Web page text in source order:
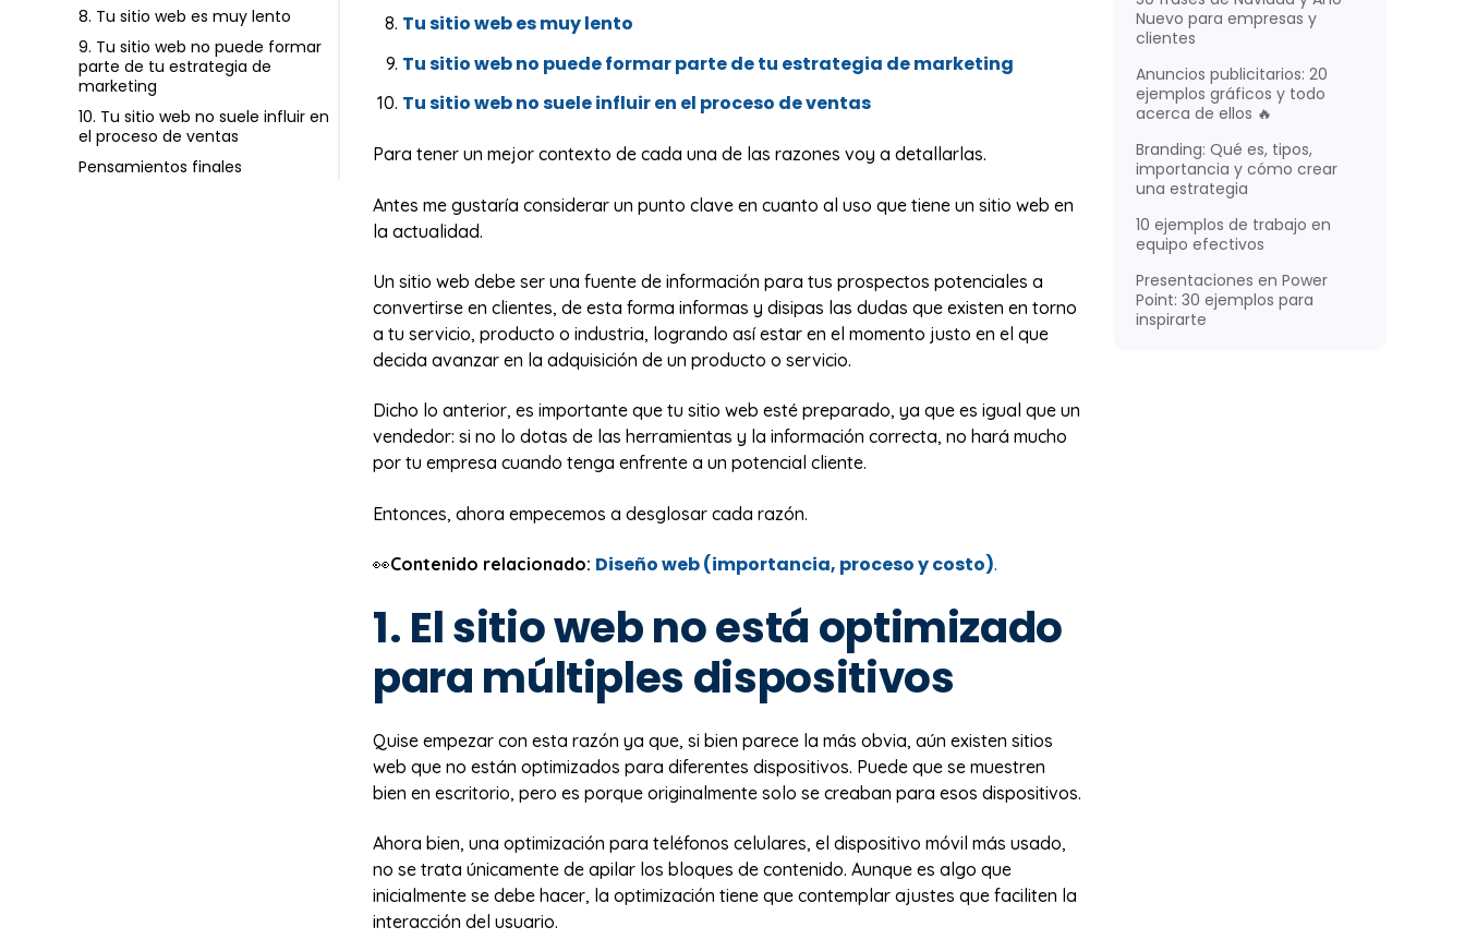
8. Tu sitio web es muy lento
9. Tu sitio web no puede formar
parte de tu estrategia de
marketing
10. Tu sitio web no suele influir en
el proceso de ventas
Pensamientos finales
Tu sitio web es muy lento
Tu sitio web no puede formar parte de tu estrategia de marketing
Tu sitio web no suele influir en el proceso de ventas
Para tener un mejor contexto de cada una de las razones voy a detallarlas.
Antes me gustaría considerar un punto clave en cuanto al uso que tiene un sitio web en
la actualidad.
Un sitio web debe ser una fuente de información para tus prospectos potenciales a
convertirse en clientes, de esta forma informas y disipas las dudas que existen en torno
a tu servicio, producto o industria, logrando así estar en el momento justo en el que
decida avanzar en la adquisición de un producto o servicio.
Dicho lo anterior, es importante que tu sitio web esté preparado, ya que es igual que un
vendedor: si no lo dotas de las herramientas y la información correcta, no hará mucho
por tu empresa cuando tenga enfrente a un potencial cliente.
Entonces, ahora empecemos a desglosar cada razón.
👀Contenido relacionado: Diseño web (importancia, proceso y costo).
1. El sitio web no está optimizado
para múltiples dispositivos
Quise empezar con esta razón ya que, si bien parece la más obvia, aún existen sitios
web que no están optimizados para diferentes dispositivos. Puede que se muestren
bien en escritorio, pero es porque originalmente solo se creaban para esos dispositivos.
Ahora bien, una optimización para teléfonos celulares, el dispositivo móvil más usado,
no se trata únicamente de apilar los bloques de contenido. Aunque es algo que
inicialmente se debe hacer, la optimización tiene que contemplar ajustes que faciliten la
interacción del usuario.
Nuevo para empresas y
clientes
Anuncios publicitarios: 20
ejemplos gráficos y todo
acerca de ellos 🔥
Branding: Qué es, tipos,
importancia y cómo crear
una estrategia
10 ejemplos de trabajo en
equipo efectivos
Presentaciones en Power
Point: 30 ejemplos para
inspirarte